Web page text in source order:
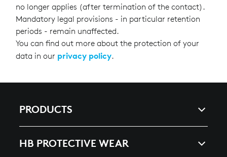
no longer applies (after termination of the contact).
Mandatory legal provisions - in particular retention
periods - remain unaffected.
You can find out more about the protection of your
data in our privacy policy.
PRODUCTS
HB PROTECTIVE WEAR